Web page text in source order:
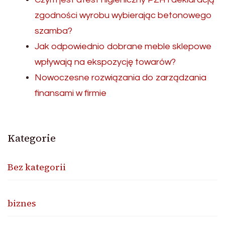
zgodności wyrobu wybierając betonowego
szamba?
Jak odpowiednio dobrane meble sklepowe
wpływają na ekspozycję towarów?
Nowoczesne rozwiązania do zarządzania
finansami w firmie
Kategorie
Bez kategorii
biznes